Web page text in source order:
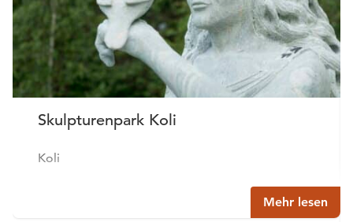
Skulpturenpark Koli
Koli
Mehr lesen